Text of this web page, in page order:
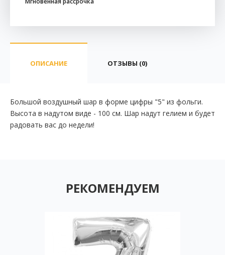
ОПИСАНИЕ ОТЗЫВЫ (0)
Большой воздушный шар в форме цифры "5" из фольги.
Высота в надутом виде - 100 см. Шар надут гелием и будет
радовать вас до недели!
РЕКОМЕНДУЕМ